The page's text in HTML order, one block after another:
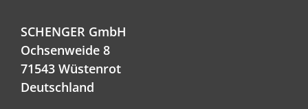
SCHENGER GmbH
Ochsenweide 8
71543 Wüstenrot
Deutschland